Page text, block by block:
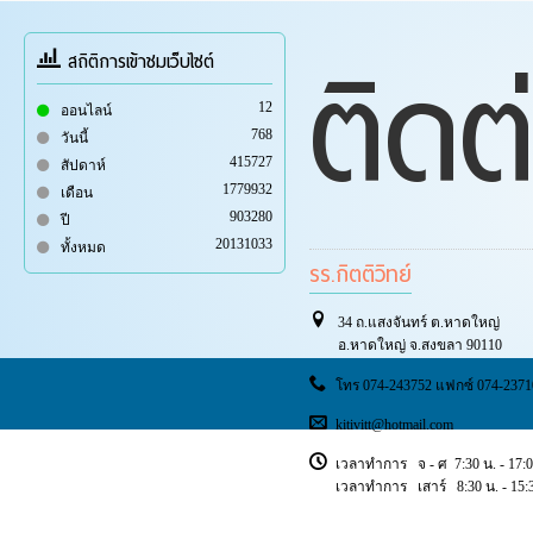
สถิติการเข้าชมเว็บไซต์
ออนไลน์
12
วันนี้
768
สัปดาห์
415727
เดือน
1779932
ปี
903280
ทั้งหมด
20131033 ติด
รร.กิตติวิทย์
34 ถ.แสงจันทร์ ต.หาดใหญ่
อ.หาดใหญ่ จ.สงขลา 90110
โทร 074-243752 แฟกซ์ 074-
kitivitt@hotmail.com
เวลาทำการ จ - ศ 7:30 น. -
เวลาทำการ เสาร์ 8:30 น. -